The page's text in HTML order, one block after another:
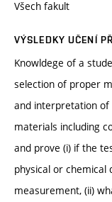
Všech fakult
VÝSLEDKY UČENÍ
Knowldege of a
selection of proper
and interpretation
materials including
and prove (i) if the
physical or chemical
measurement, (ii)